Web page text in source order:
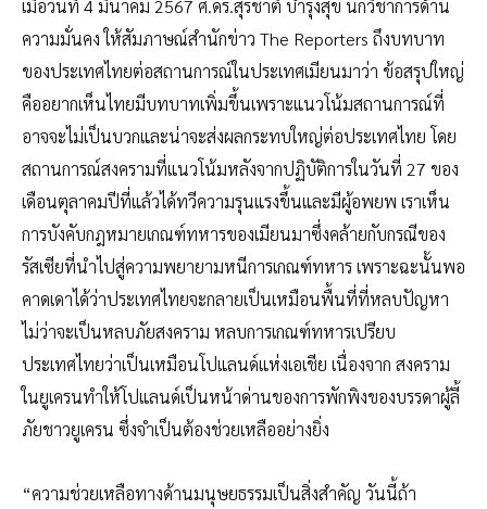
เมื่อวันที่ 4 มีนาคม 2567 ศ.ดร.สุรชาติ บำรุงสุข นักวิชาการด้าน
ความมั่นคง ให้สัมภาษณ์สำนักข่าว The Reporters ถึงบทบาท
ของประเทศไทยต่อสถานการณ์ในประเทศเมียนมาว่า ข้อสรุปใหญ่
คืออยากเห็นไทยมีบทบาทเพิ่มขึ้นเพราะแนวโน้มสถานการณ์ที่
อาจจะไม่เป็นบวกและน่าจะส่งผลกระทบใหญ่ต่อประเทศไทย โดย
สถานการณ์สงครามที่แนวโน้มหลังจากปฏิบัติการในวันที่ 27 ของ
เดือนตุลาคมปีที่แล้วได้ทวีความรุนแรงขึ้นและมีผู้อพยพ เราเห็น
การบังคับกฎหมายเกณฑ์ทหารของเมียนมาซึ่งคล้ายกับกรณีของ
รัสเซียที่นำไปสู่ความพยายามหนีการเกณฑ์ทหาร เพราะฉะนั้นพอ
คาดเดาได้ว่าประเทศไทยจะกลายเป็นเหมือนพื้นที่ที่หลบปัญหา
ไม่ว่าจะเป็นหลบภัยสงคราม หลบการเกณฑ์ทหารเปรียบ
ประเทศไทยว่าเป็นเหมือนโปแลนด์แห่งเอเชีย เนื่องจาก สงคราม
ในยูเครนทำให้โปแลนด์เป็นหน้าด่านของการพักพิงของบรรดาผู้ลี้
ภัยชาวยูเครน ซึ่งจำเป็นต้องช่วยเหลืออย่างยิ่ง
“ความช่วยเหลือทางด้านมนุษยธรรมเป็นสิ่งสำคัญ วันนี้ถ้า